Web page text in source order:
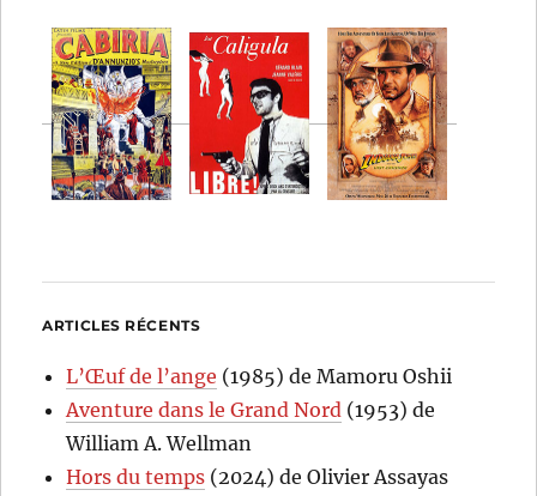
ARTICLES RÉCENTS
L’Œuf de l’ange (1985) de Mamoru Oshii
Aventure dans le Grand Nord (1953) de
William A. Wellman
Hors du temps (2024) de Olivier Assayas